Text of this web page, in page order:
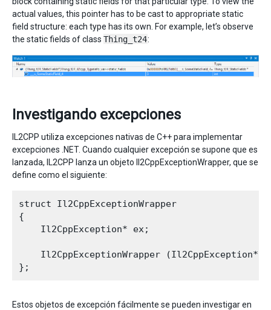
actual values, this pointer has to be cast to appropriate static
field structure: each type has its own. For example, let’s observe
the static fields of class Thing_t24:
Investigando excepciones
IL2CPP utiliza excepciones nativas de C++ para implementar
excepciones .NET. Cuando cualquier excepción se supone que es
lanzada, IL2CPP lanza un objeto Il2CppExceptionWrapper, que se
define como el siguiente:
struct Il2CppExceptionWrapper
{
    Il2CppException* ex;
Il2CppExceptionWrapper (Il2CppException*
Estos objetos de excepción fácilmente se pueden investigar en